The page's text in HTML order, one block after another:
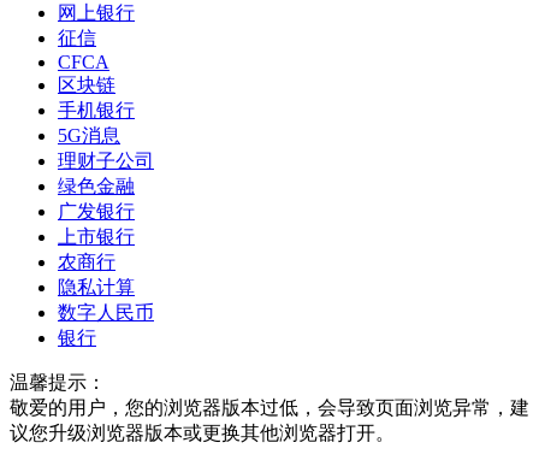
网上银行
征信
CFCA
区块链
手机银行
5G消息
理财子公司
绿色金融
广发银行
上市银行
农商行
隐私计算
数字人民币
银行
温馨提示：
敬爱的用户，您的浏览器版本过低，会导致页面浏览异常，建
议您升级浏览器版本或更换其他浏览器打开。